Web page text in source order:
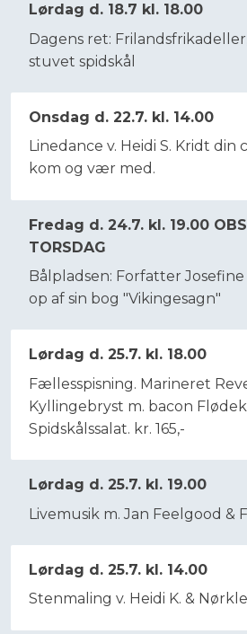
Lørdag d. 18.7 kl. 18.00
Dagens ret:
stuvet spidskål
Onsdag d. 22.7. kl. 14.00
Linedance v. Heidi S. Kridt din
kom og vær med.​
Fredag d. 24.7. kl. 19.00
TORSDAG
Bålpladsen: Forfatter
op af sin bog "Vikingesagn"​
Lørdag d. 25.7. kl. 18.00
Fællesspisning. Marineret
Kyllingebryst m. bacon
Spidskålssalat. kr. 165,-
Lørdag d. 25.7. kl. 19.00
Livemusik m. Jan Feelgood &
Lørdag d. 25.7. kl. 14.00
​Stenmaling v. Heidi K. &